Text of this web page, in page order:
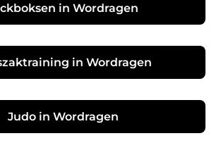
in Wordragen
in Wordragen
Judo in Wordragen